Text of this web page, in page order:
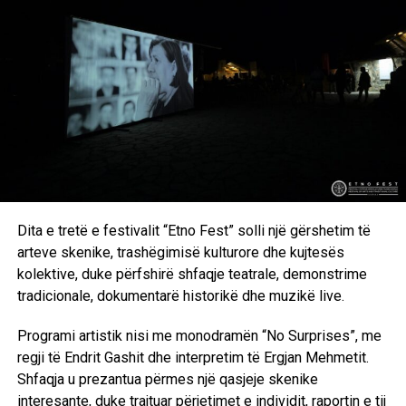
Sipas padisë, Mannion “shfaq dukshëm një fotografi të
Jay-Z” në faqen kryesore të internetit të tij, ndërsa ai shet
gjithashtu bluza të ashtuquajtura “Fame Wall”, të cilat
“shfaqin emrin e Jay-Z … mbi artistët e tjerë të njohur që
Për më tepër, padia përfshin disa fotografi që Mannion i
bëri Carter dhe thotë se Mannion shet printime të këtyre
fotografive në faqen e tij të internetit për mijëra dollarë.
Burimi: Panorama
RELATED TOPICS: JAY Z
UP NEXT
Fotgrafi më i njohur i modës, Mario Testino, fotografon
Dita e tretë e festivalit “Etno Fest” solli një gërshetim të
arteve skenike, trashëgimisë kulturore dhe kujtesës
kolektive, duke përfshirë shfaqje teatrale, demonstrime
tradicionale, dokumentarë historikë dhe muzikë live.
Programi artistik nisi me monodramën “No Surprises”, me
regji të Endrit Gashit dhe interpretim të Ergjan Mehmetit.
Shfaqja u prezantua përmes një qasjeje skenike
interesante, duke trajtuar përjetimet e individit, raportin e tij